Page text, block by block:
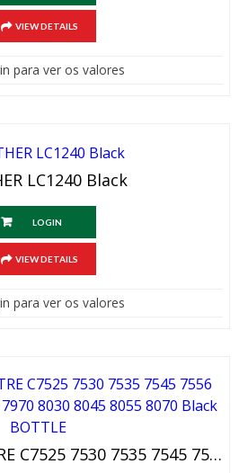
VIEW DETAILS
para ver os valores
LC1240 Black
LOGIN
VIEW DETAILS
para ver os valores
XEROX WORKCENTRE C7525 7530 7535 7545 7556 7830 7835 7845 7855 7970 8030 8045 8055 8070 Black BOTTLE